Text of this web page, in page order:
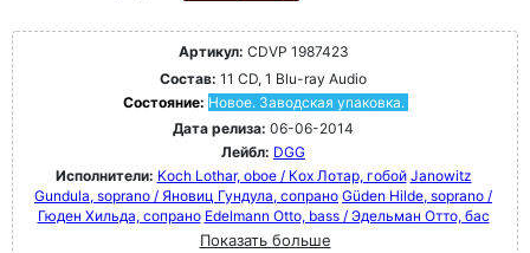
Артикул: CDVP 1987423
Состав: 11 CD, 1 Blu-ray Audio
Состояние: Новое. Заводская упаковка.
Дата релиза: 06-06-2014
Лейбл: DGG
Исполнители: Koch Lothar, oboe / Кох Лотар, гобой Janowitz
Gundula, soprano / Яновиц Гундула, сопрано Güden Hilde, soprano /
Гюден Хильда, сопрано Edelmann Otto, bass / Эдельман Отто, бас
Показать больше